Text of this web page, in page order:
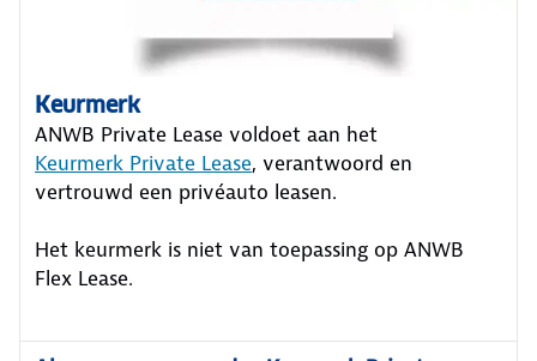
Keurmerk
ANWB Private Lease voldoet aan het
Keurmerk Private Lease, verantwoord en
vertrouwd een privéauto leasen.
Het keurmerk is niet van toepassing op ANWB
Flex Lease.